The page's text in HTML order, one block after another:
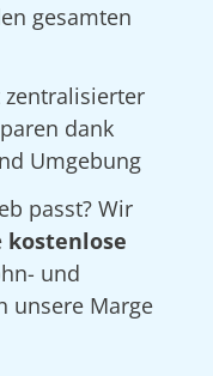
gesamten
zentralisierter
dank
Umgebung
passt? Wir
kostenlose
und
unsere Marge